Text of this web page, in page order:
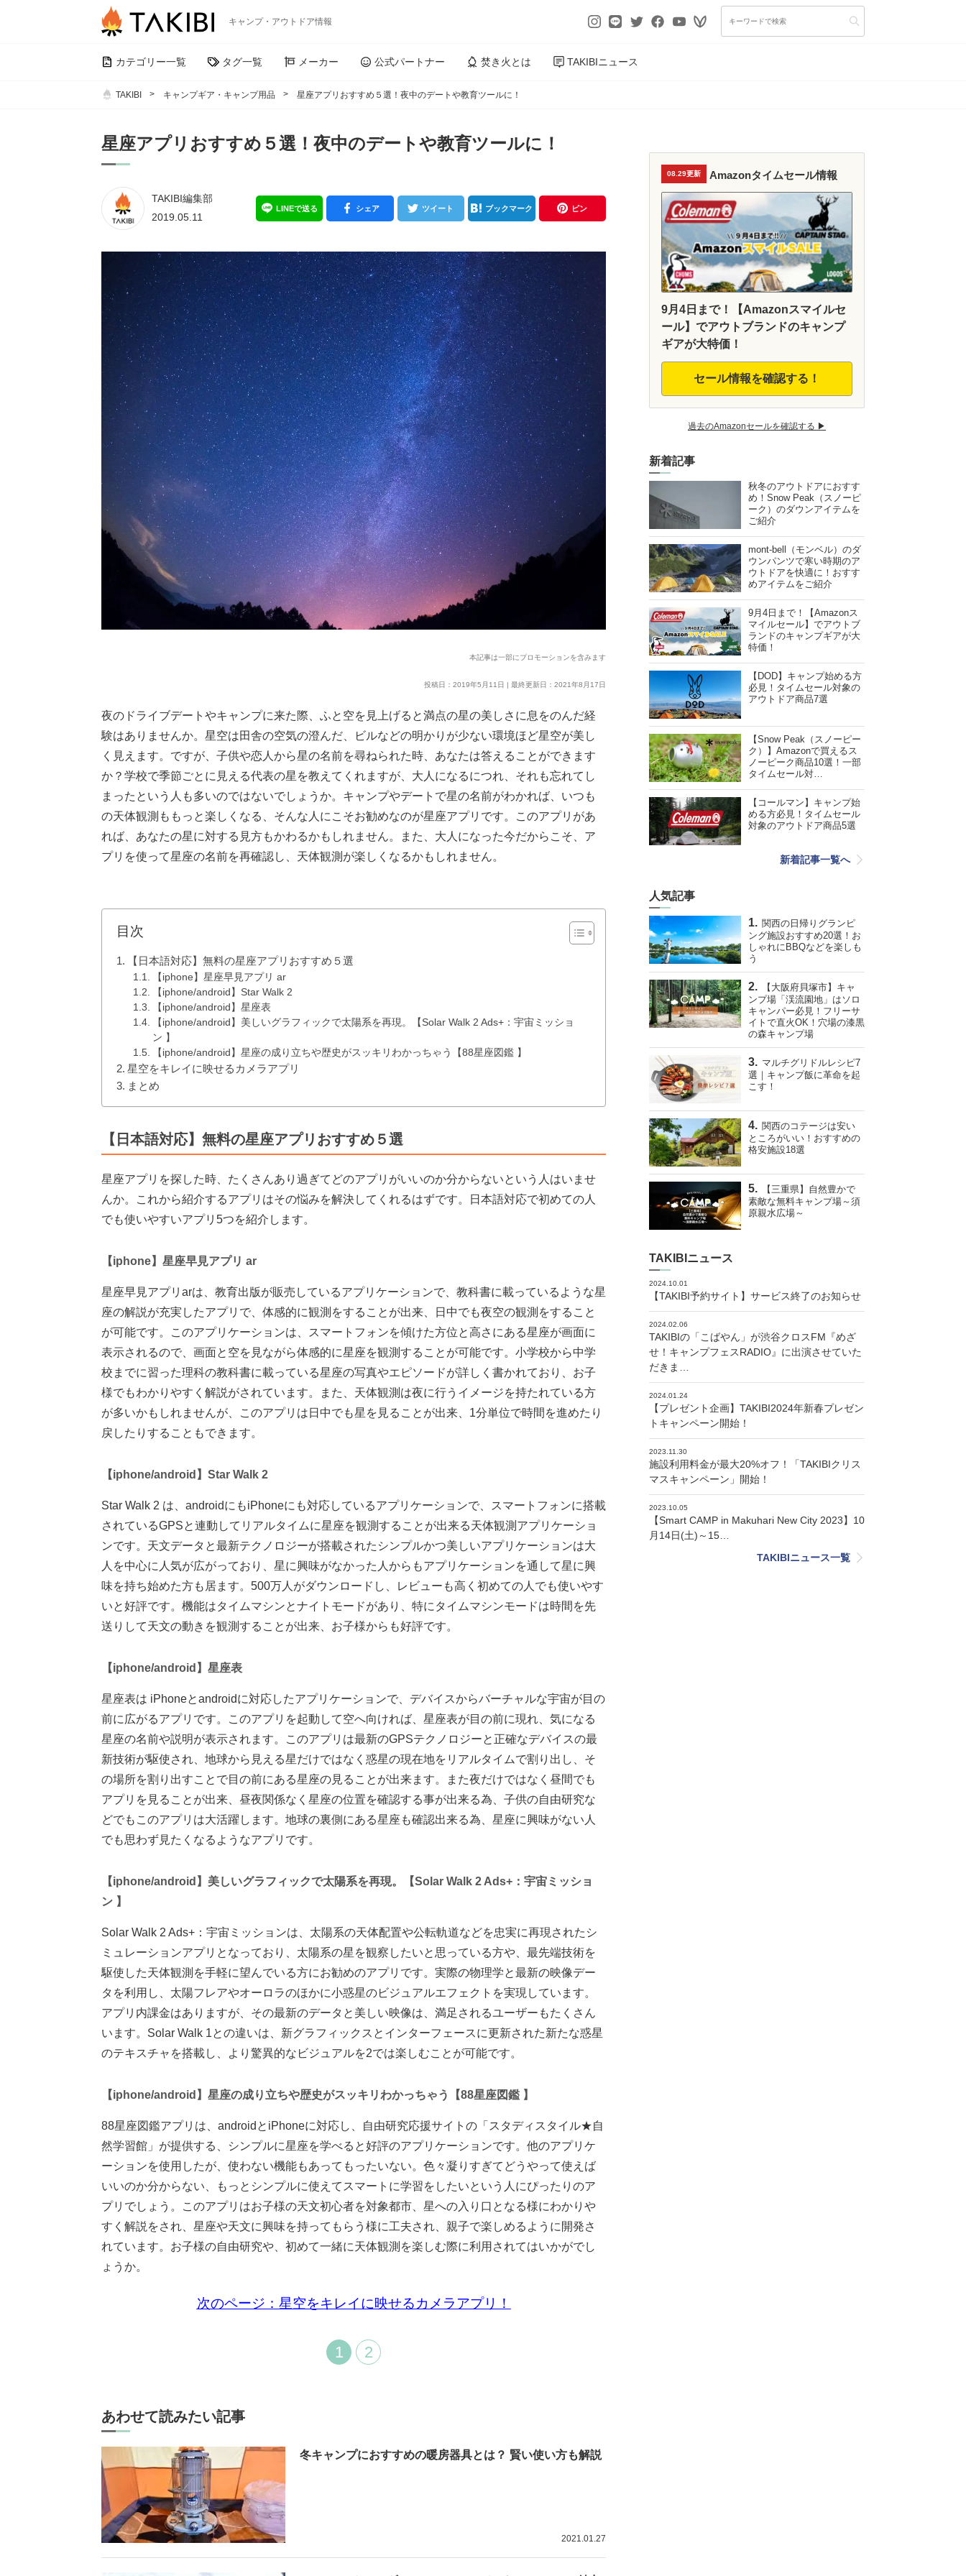
キャンプ・アウトドア情報
カテゴリー一覧 タグ一覧 メーカー 公式パートナー 焚き火とは TAKIBIニュース
TAKIBI キャンプギア・キャンプ用品 星座アプリおすすめ５選！夜中のデートや教育ツールに！
星座アプリおすすめ５選！夜中のデートや教育ツールに！
TAKIBI編集部
2019.05.11
LINEで送る シェア ツイート ブックマーク ピン
本記事は一部にプロモーションを含みます
投稿日：2019年5月11日 | 最終更新日：2021年8月17日
夜のドライブデートやキャンプに来た際、ふと空を見上げると満点の星の美しさに息をのんだ経
験はありませんか。星空は田舎の空気の澄んだ、ビルなどの明かりが少ない環境ほど星空が美し
く見えます。ですが、子供や恋人から星の名前を尋ねられた時、あなたは答えることができます
か？学校で季節ごとに見える代表の星を教えてくれますが、大人になるにつれ、それも忘れてし
まったという人も多いのではないでしょうか。キャンプやデートで星の名前がわかれば、いつも
の天体観測ももっと楽しくなる、そんな人にこそお勧めなのが星座アプリです。このアプリがあ
れば、あなたの星に対する見方もかわるかもしれません。また、大人になった今だからこそ、ア
プリを使って星座の名前を再確認し、天体観測が楽しくなるかもしれません。
目次
【日本語対応】無料の星座アプリおすすめ５選
【iphone】星座早見アプリ ar
【iphone/android】Star Walk 2
【iphone/android】星座表
【iphone/android】美しいグラフィックで太陽系を再現。【Solar Walk 2 Ads+：宇宙ミッショ
ン 】
【iphone/android】星座の成り立ちや歴史がスッキリわかっちゃう【88星座図鑑 】
星空をキレイに映せるカメラアプリ
まとめ
【日本語対応】無料の星座アプリおすすめ５選
星座アプリを探した時、たくさんあり過ぎてどのアプリがいいのか分からないという人はいませ
んか。これから紹介するアプリはその悩みを解決してくれるはずです。日本語対応で初めての人
でも使いやすいアプリ5つを紹介します。
【iphone】星座早見アプリ ar
星座早見アプリarは、教育出版が販売しているアプリケーションで、教科書に載っているような星
座の解説が充実したアプリで、体感的に観測をすることが出来、日中でも夜空の観測をすること
が可能です。このアプリケーションは、スマートフォンを傾けた方位と高さにある星座が画面に
表示されるので、画面と空を見ながら体感的に星座を観測することが可能です。小学校から中学
校までに習った理科の教科書に載っている星座の写真やエピソードが詳しく書かれており、お子
様でもわかりやすく解説がされています。また、天体観測は夜に行うイメージを持たれている方
が多いかもしれませんが、このアプリは日中でも星を見ることが出来、1分単位で時間を進めたり
戻したりすることもできます。
【iphone/android】Star Walk 2
Star Walk 2 は、androidにもiPhoneにも対応しているアプリケーションで、スマートフォンに搭載
されているGPSと連動してリアルタイムに星座を観測することが出来る天体観測アプリケーショ
ンです。天文データと最新テクノロジーが搭載されたシンプルかつ美しいアプリケーションは大
人を中心に人気が広がっており、星に興味がなかった人からもアプリケーションを通して星に興
味を持ち始めた方も居ます。500万人がダウンロードし、レビューも高く初めての人でも使いやす
いと好評です。機能はタイムマシンとナイトモードがあり、特にタイムマシンモードは時間を先
送りして天文の動きを観測することが出来、お子様からも好評です。
【iphone/android】星座表
星座表は iPhoneとandroidに対応したアプリケーションで、デバイスからバーチャルな宇宙が目の
前に広がるアプリです。このアプリを起動して空へ向ければ、星座表が目の前に現れ、気になる
星座の名前や説明が表示されます。このアプリは最新のGPSテクノロジーと正確なデバイスの最
新技術が駆使され、地球から見える星だけではなく惑星の現在地をリアルタイムで割り出し、そ
の場所を割り出すことで目の前にある星座の見ることが出来ます。また夜だけではなく昼間でも
アプリを見ることが出来、昼夜関係なく星座の位置を確認する事が出来る為、子供の自由研究な
どでもこのアプリは大活躍します。地球の裏側にある星座も確認出来る為、星座に興味がない人
でも思わず見たくなるようなアプリです。
【iphone/android】美しいグラフィックで太陽系を再現。【Solar Walk 2 Ads+：宇宙ミッショ
ン 】
Solar Walk 2 Ads+：宇宙ミッションは、太陽系の天体配置や公転軌道などを忠実に再現されたシ
ミュレーションアプリとなっており、太陽系の星を観察したいと思っている方や、最先端技術を
駆使した天体観測を手軽に望んでいる方にお勧めのアプリです。実際の物理学と最新の映像デー
タを利用し、太陽フレアやオーロラのほかに小惑星のビジュアルエフェクトを実現しています。
アプリ内課金はありますが、その最新のデータと美しい映像は、満足されるユーザーもたくさん
います。Solar Walk 1との違いは、新グラフィックスとインターフェースに更新された新たな惑星
のテキスチャを搭載し、より驚異的なビジュアルを2では楽しむことが可能です。
【iphone/android】星座の成り立ちや歴史がスッキリわかっちゃう【88星座図鑑 】
88星座図鑑アプリは、androidとiPhoneに対応し、自由研究応援サイトの「スタディスタイル★自
然学習館」が提供する、シンプルに星座を学べると好評のアプリケーションです。他のアプリケ
ーションを使用したが、使わない機能もあってもったいない。色々凝りすぎてどうやって使えば
いいのか分からない、もっとシンプルに使えてスマートに学習をしたいという人にぴったりのア
プリでしょう。このアプリはお子様の天文初心者を対象都市、星への入り口となる様にわかりや
すく解説をされ、星座や天文に興味を持ってもらう様に工夫され、親子で楽しめるように開発さ
れています。お子様の自由研究や、初めて一緒に天体観測を楽しむ際に利用されてはいかがでし
ょうか。
次のページ：星空をキレイに映せるカメラアプリ！
1 2
あわせて読みたい記事
冬キャンプにおすすめの暖房器具とは？ 賢い使い方も解説
2021.01.27
08.29更新 Amazonタイムセール情報
9月4日まで！【Amazonスマイルセ
ール】でアウトブランドのキャンプ
ギアが大特価！
セール情報を確認する！
過去のAmazonセールを確認する ▶︎
新着記事
秋冬のアウトドアにおすす
め！Snow Peak（スノーピ
ーク）のダウンアイテムを
ご紹介
mont-bell（モンベル）のダ
ウンパンツで寒い時期のア
ウトドアを快適に！おすす
めアイテムをご紹介
9月4日まで！【Amazonス
マイルセール】でアウトブ
ランドのキャンプギアが大
特価！
【DOD】キャンプ始める方
必見！タイムセール対象の
アウトドア商品7選
【Snow Peak（スノーピー
ク）】Amazonで買えるス
ノーピーク商品10選！一部
タイムセール対…
【コールマン】キャンプ始
める方必見！タイムセール
対象のアウトドア商品5選
新着記事一覧へ
人気記事
関西の日帰りグランピ
ング施設おすすめ20選！お
しゃれにBBQなどを楽しも
う
【大阪府貝塚市】キャ
ンプ場「渓流園地」はソロ
キャンパー必見！フリーサ
イトで直火OK！穴場の漆黒
の森キャンプ場
マルチグリドルレシピ7
選｜キャンプ飯に革命を起
こす！
関西のコテージは安い
ところがいい！おすすめの
格安施設18選
【三重県】自然豊かで
素敵な無料キャンプ場～須
原親水広場～
TAKIBIニュース
2024.10.01
【TAKIBI予約サイト】サービス終了のお知らせ
2024.02.06
TAKIBIの「こばやん」が渋谷クロスFM『めざ
せ！キャンプフェスRADIO』に出演させていた
だきま…
2024.01.24
【プレゼント企画】TAKIBI2024年新春プレゼン
トキャンペーン開始！
2023.11.30
施設利用料金が最大20%オフ！「TAKIBIクリス
マスキャンペーン」開始！
2023.10.05
【Smart CAMP in Makuhari New City 2023】10
月14日(土)～15…
TAKIBIニュース一覧